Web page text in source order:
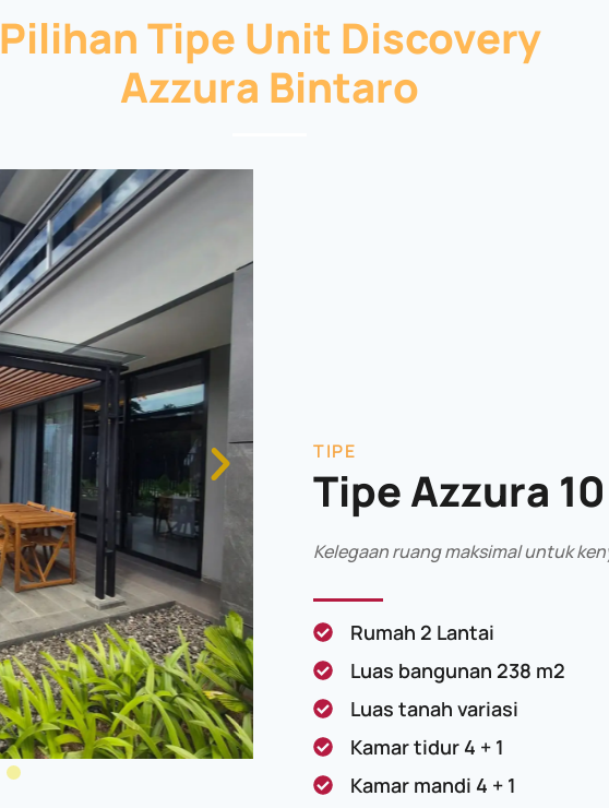
Pilihan Tipe Unit Discovery
Azzura Bintaro
TIPE
Tipe Azzura 10
Kelegaan ruang maksimal untuk
Rumah 2 Lantai
Luas bangunan 238 m2
Luas tanah variasi
Kamar tidur 4 + 1
Kamar mandi 4 + 1